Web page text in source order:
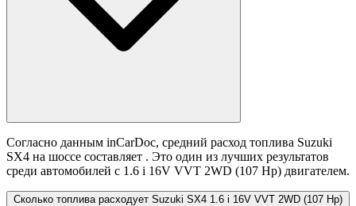
Согласно данным inCarDoc, средний расход топлива Suzuki
SX4 на шоссе составляет . Это один из лучших результатов
среди автомобилей с 1.6 i 16V VVT 2WD (107 Hp) двигателем.
Сколько топлива расходует Suzuki SX4 1.6 i 16V VVT 2WD (107 Hp)